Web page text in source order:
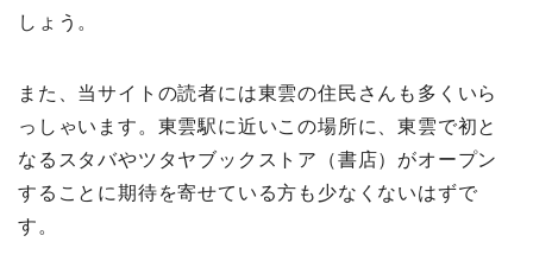
しょう。
また、当サイトの読者には東雲の住民さんも多くいら
っしゃいます。東雲駅に近いこの場所に、東雲で初と
なるスタバやツタヤブックストア（書店）がオープン
することに期待を寄せている方も少なくないはずで
す。